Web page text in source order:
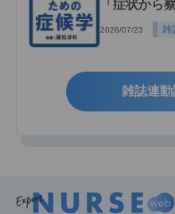
「症状から
2026/07/23 雑
雑誌連